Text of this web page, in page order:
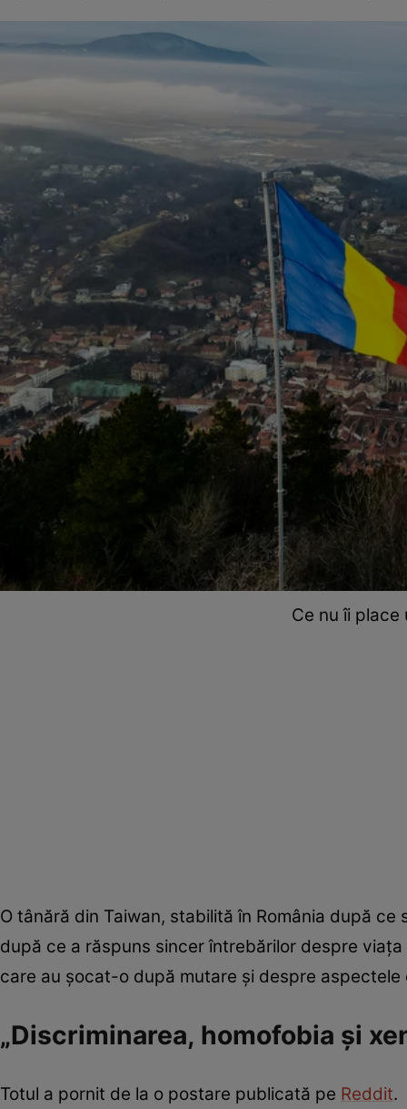
Ce nu îi place
O tânără din Taiwan, stabilită în România după
după ce a răspuns sincer întrebărilor despre
care au șocat-o după mutare și despre
„Discriminarea, homofobia și
Totul a pornit de la o postare publicată pe Reddit.